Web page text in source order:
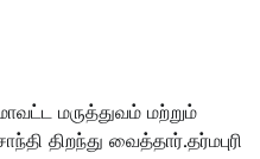
மருத்துவம் மற்றும்
திறந்து வைத்தார்.தர்மபுரி